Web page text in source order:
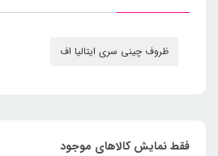
ظروف چینی سری ایتالیا اف
فقط نمایش کالاهای موجود